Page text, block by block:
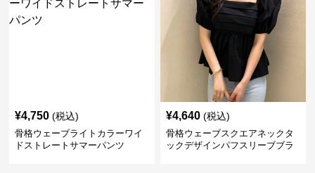
¥4,750 (税込)
骨格ウェーブライトカラーワイ
ドストレートサマーパンツ
¥4,640 (税込)
骨格ウェーブスクエアネックタ
ックデザインパフスリーブブラ